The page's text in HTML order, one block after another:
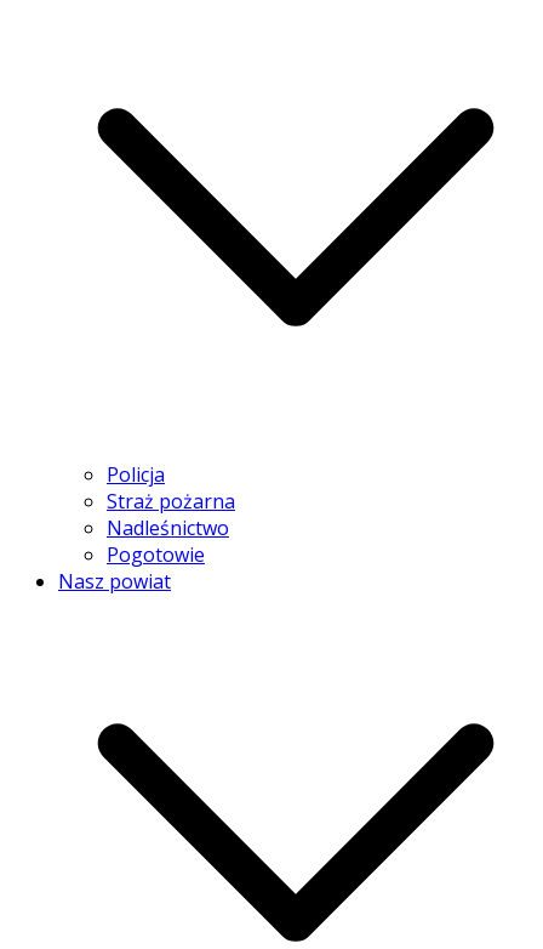
Policja
Straż pożarna
Nadleśnictwo
Pogotowie
Nasz powiat